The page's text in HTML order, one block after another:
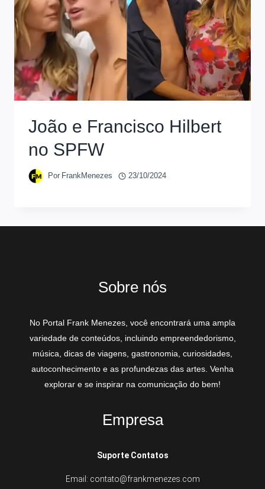
João e Francisco Hilbert
no SPFW
Por FrankMenezes 23/10/2024
Sobre nós
No Portal Frank Menezes, você encontrará uma ampla
variedade de conteúdos, incluindo empreendedorismo,
música, dicas de viagens, gastronomia, curiosidades,
autoconhecimento e as profundezas das artes. Venha
explorar e se inspirar na comunicação do bem!
Empresa
Suporte Contatos
Email: contato@frankmenezes.com